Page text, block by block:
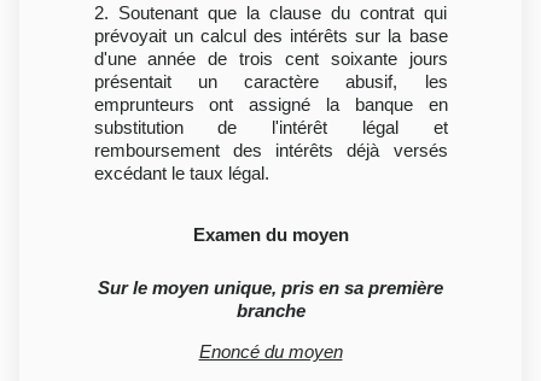
2. Soutenant que la clause du contrat qui
prévoyait un calcul des intérêts sur la base
d'une année de trois cent soixante jours
présentait un caractère abusif, les
emprunteurs ont assigné la banque en
substitution de l'intérêt légal et
remboursement des intérêts déjà versés
excédant le taux légal.
Examen du moyen
Sur le moyen unique, pris en sa première
branche
Enoncé du moyen